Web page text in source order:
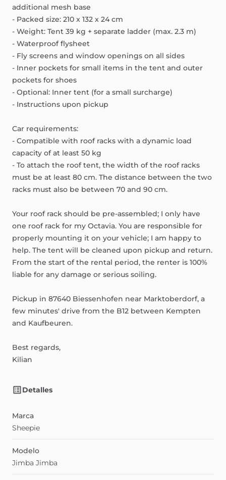
additional mesh base
- Packed size: 210 x 132 x 24 cm
- Weight: Tent 39 kg + separate ladder (max. 2.3 m)
- Waterproof flysheet
- Fly screens and window openings on all sides
- Inner pockets for small items in the tent and outer
pockets for shoes
- Optional: Inner tent (for a small surcharge)
- Instructions upon pickup
Car requirements:
- Compatible with roof racks with a dynamic load
capacity of at least 50 kg
- To attach the roof tent, the width of the roof racks
must be at least 80 cm. The distance between the two
racks must also be between 70 and 90 cm.
Your roof rack should be pre-assembled; I only have
one roof rack for my Octavia. You are responsible for
properly mounting it on your vehicle; I am happy to
help. The tent will be cleaned upon pickup and return.
From the start of the rental period, the renter is 100%
liable for any damage or serious soiling.
Pickup in 87640 Biessenhofen near Marktoberdorf, a
few minutes' drive from the B12 between Kempten
and Kaufbeuren.
Best regards,
Kilian
Detalles
Marca
Sheepie
Modelo
Jimba Jimba